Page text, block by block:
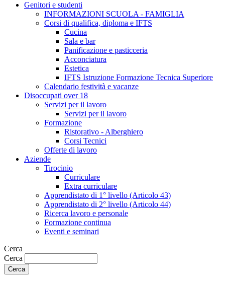
Genitori e studenti
INFORMAZIONI SCUOLA - FAMIGLIA
Corsi di qualifica, diploma e IFTS
Cucina
Sala e bar
Panificazione e pasticceria
Acconciatura
Estetica
IFTS Istruzione Formazione Tecnica Superiore
Calendario festività e vacanze
Disoccupati over 18
Servizi per il lavoro
Servizi per il lavoro
Formazione
Ristorativo - Alberghiero
Corsi Tecnici
Offerte di lavoro
Aziende
Tirocinio
Curriculare
Extra curriculare
Apprendistato di 1° livello (Articolo 43)
Apprendistato di 2° livello (Articolo 44)
Ricerca lavoro e personale
Formazione continua
Eventi e seminari
Cerca
Cerca